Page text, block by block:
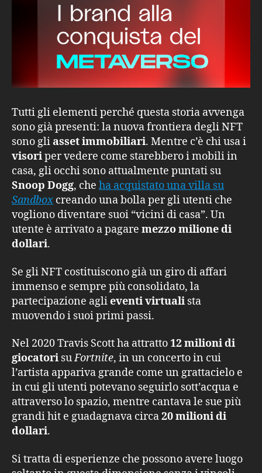
Tutti gli elementi perché questa storia avvenga
sono già presenti: la nuova frontiera degli NFT
sono gliasset immobiliari. Mentre c’è chi usa i
visoriper vedere come starebbero i mobili in
casa, gli occhi sono attualmente puntati su
Snoop Dogg, che ha acquistato una villa su
Sandbox creando una bolla per gli utenti che
vogliono diventare suoi “vicini di casa”. Un
utente è arrivato a pagare mezzo milione di
dollari.
Se gli NFT costituiscono già un giro di affari
immenso e sempre più consolidato, la
partecipazione aglieventi virtuali sta
muovendo i suoi primi passi.
Nel 2020 Travis Scott ha attratto12 milioni di
giocatori suFortnite, in un concerto in cui
l’artista appariva grande come un grattacielo e
in cui gli utenti potevano seguirlo sott’acqua e
attraverso lo spazio, mentre cantava le sue più
grandi hit e guadagnava circa20 milioni di
dollari.
Si tratta di esperienze che possono avere luogo